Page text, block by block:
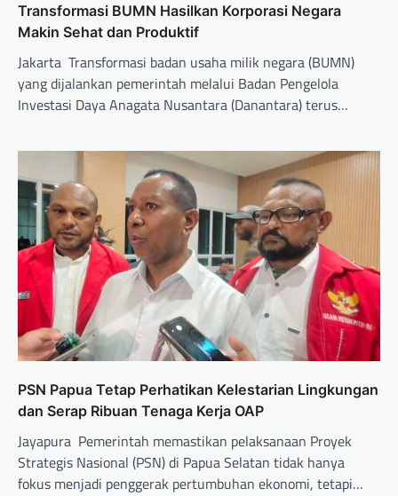
Transformasi BUMN Hasilkan Korporasi Negara
Makin Sehat dan Produktif
Jakarta  Transformasi badan usaha milik negara (BUMN)
yang dijalankan pemerintah melalui Badan Pengelola
Investasi Daya Anagata Nusantara (Danantara) terus…
PSN Papua Tetap Perhatikan Kelestarian Lingkungan
dan Serap Ribuan Tenaga Kerja OAP
Jayapura  Pemerintah memastikan pelaksanaan Proyek
Strategis Nasional (PSN) di Papua Selatan tidak hanya
fokus menjadi penggerak pertumbuhan ekonomi, tetapi…